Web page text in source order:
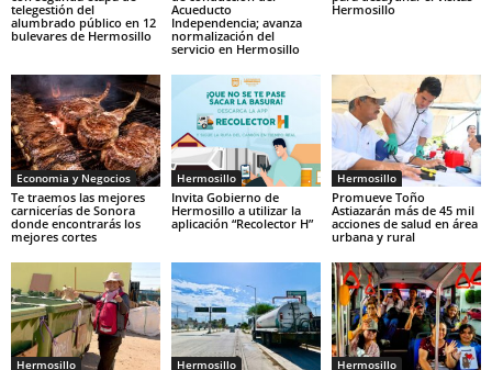
telegestión del
alumbrado público en 12
bulevares de Hermosillo
Acueducto
Independencia; avanza
normalización del
servicio en Hermosillo
Hermosillo
Economia y Negocios
Te traemos las mejores
carnicerías de Sonora
donde encontrarás los
mejores cortes
Hermosillo
Invita Gobierno de
Hermosillo a utilizar la
aplicación “Recolector H”
Hermosillo
Promueve Toño
Astiazarán más de 45 mil
acciones de salud en área
urbana y rural
Hermosillo Hermosillo Hermosillo